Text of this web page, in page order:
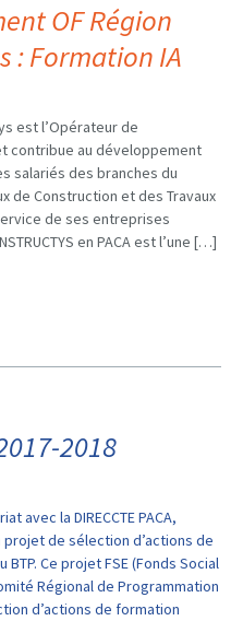
OF Région
: Formation IA
est l’Opérateur de
contribue au développement
salariés des branches du
de Construction et des Travaux
de ses entreprises
en PACA est l’une […]
2018
la DIRECCTE PACA,
projet de sélection d’actions de
Ce projet FSE (Fonds Social
Régional de Programmation
d’actions de formation